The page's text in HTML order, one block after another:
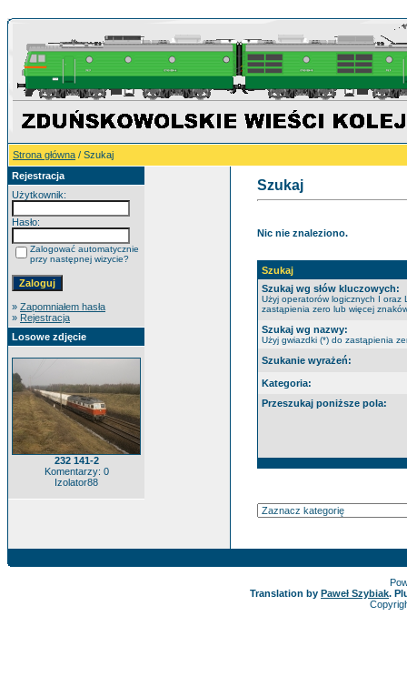
Strona główna / Szukaj
Rejestracja
Użytkownik:
Hasło:
Zalogować automatycznie
przy następnej wizycie?
» Zapomniałem hasła
» Rejestracja
Losowe zdjęcie
232 141-2
Komentarzy: 0
Izolator88
Szukaj
Nic nie znaleziono.
Szukaj
Szukaj wg słów kluczowych:
Użyj operatorów logicznych I oraz
zastąpienia zero lub więcej
Szukaj wg nazwy:
Użyj gwiazdki (*) do zastąpienia
Szukanie wyrażeń:
Kategoria:
Przeszukaj poniższe pola:
Translation by Paweł Szybiak.